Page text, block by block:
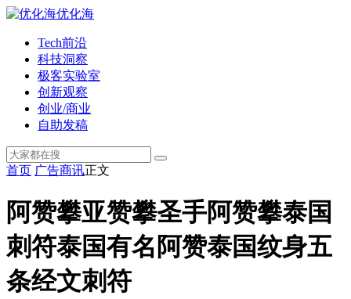
优化海
Tech前沿
科技洞察
极客实验室
创新观察
创业/商业
自助发稿
首页 广告商讯正文
阿赞攀亚赞攀圣手阿赞攀泰国
刺符泰国有名阿赞泰国纹身五
条经文刺符